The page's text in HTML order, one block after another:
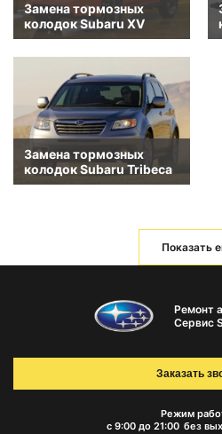
Замена тормозных
колодок Subaru XV
Замена тормозных
колодок Subaru Tribeca
Показать
Ремонт
Сервис
Режим
с 9:00 до 21:00 без
Заказать